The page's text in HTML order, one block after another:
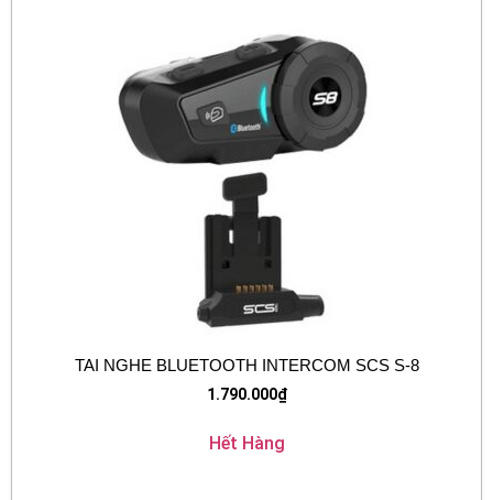
TAI NGHE BLUETOOTH INTERCOM SCS S-8
1.790.000₫
Hết Hàng